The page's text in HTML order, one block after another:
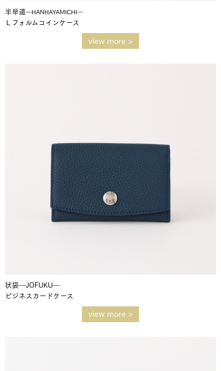
半早道―HANHAYAMICHI―
Ｌフォルムコインケース
view more >
状袋―JOFUKU―
ビジネスカードケース
view more >